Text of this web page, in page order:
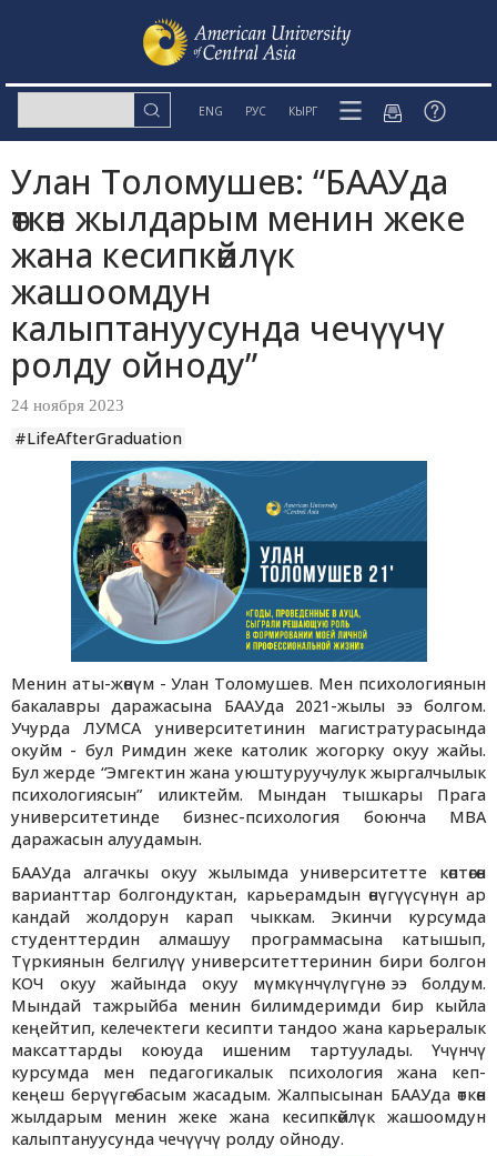
ENG РУС КЫРГ
Улан Толомушев: “БААУда
өткөн жылдарым менин жеке
жана кесипкөйлүк
жашоомдун
калыптануусунда чечүүчү
ролду ойноду”
24 ноября 2023
#LifeAfterGraduation
Менин аты-жөнүм - Улан Толомушев. Мен психологиянын
бакалавры даражасына БААУда 2021-жылы ээ болгом.
Учурда ЛУМСА университетинин магистратурасында
окуйм - бул Римдин жеке католик жогорку окуу жайы.
Бул жерде “Эмгектин жана уюштуруучулук жыргалчылык
психологиясын” иликтейм. Мындан тышкары Прага
университетинде бизнес-психология боюнча МВА
даражасын алуудамын.
БААУда алгачкы окуу жылымда университетте көптөгөн
варианттар болгондуктан, карьерамдын өнүгүүсүнүн ар
кандай жолдорун карап чыккам. Экинчи курсумда
студенттердин алмашуу программасына катышып,
Түркиянын белгилүү университеттеринин бири болгон
КОЧ окуу жайында окуу мүмкүнчүлүгүнө ээ болдум.
Мындай тажрыйба менин билимдеримди бир кыйла
кеңейтип, келечектеги кесипти тандоо жана карьералык
максаттарды коюуда ишеним тартуулады. Үчүнчү
курсумда мен педагогикалык психология жана кеп-
кеңеш берүүгө басым жасадым. Жалпысынан БААУда өткөн
жылдарым менин жеке жана кесипкөйлүк жашоомдун
калыптануусунда чечүүчү ролду ойноду.